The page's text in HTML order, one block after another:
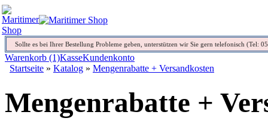
Sollte es bei Ihrer Bestellung Probleme geben, unterstützen wir Sie gern telefonisch (Tel:
Warenkorb (1)KasseKundenkonto
Startseite » Katalog » Mengenrabatte + Versandkosten
Mengenrabatte +